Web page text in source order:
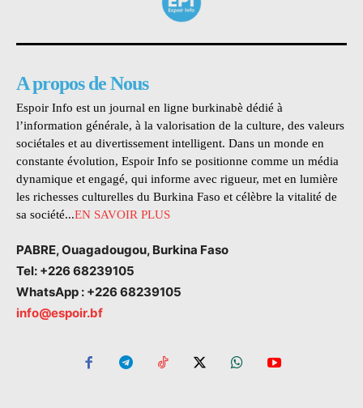
A propos de Nous
Espoir Info est un journal en ligne burkinabè dédié à
l’information générale, à la valorisation de la culture, des valeurs
sociétales et au divertissement intelligent. Dans un monde en
constante évolution, Espoir Info se positionne comme un média
dynamique et engagé, qui informe avec rigueur, met en lumière
les richesses culturelles du Burkina Faso et célèbre la vitalité de
sa société...EN SAVOIR PLUS
PABRE, Ouagadougou, Burkina Faso
Tel: +226 68239105
WhatsApp : +226 68239105
info@espoir.bf